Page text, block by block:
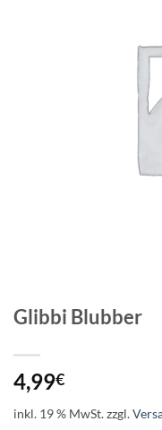
Glibbi Blubber
4,99€
inkl. 19 % MwSt.zzgl.